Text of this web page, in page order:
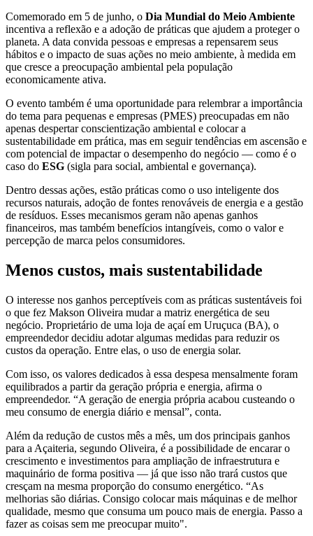
Comemorado em 5 de junho, o Dia Mundial do Meio Ambiente
incentiva a reflexão e a adoção de práticas que ajudem a proteger o
planeta. A data convida pessoas e empresas a repensarem seus
hábitos e o impacto de suas ações no meio ambiente, à medida em
que cresce a preocupação ambiental pela população
economicamente ativa.
O evento também é uma oportunidade para relembrar a importância
do tema para pequenas e empresas (PMES) preocupadas em não
apenas despertar conscientização ambiental e colocar a
sustentabilidade em prática, mas em seguir tendências em ascensão e
com potencial de impactar o desempenho do negócio — como é o
caso do ESG (sigla para social, ambiental e governança).
Dentro dessas ações, estão práticas como o uso inteligente dos
recursos naturais, adoção de fontes renováveis de energia e a gestão
de resíduos. Esses mecanismos geram não apenas ganhos
financeiros, mas também benefícios intangíveis, como o valor e
percepção de marca pelos consumidores.
Menos custos, mais sustentabilidade
O interesse nos ganhos perceptíveis com as práticas sustentáveis foi
o que fez Makson Oliveira mudar a matriz energética de seu
negócio. Proprietário de uma loja de açaí em Uruçuca (BA), o
empreendedor decidiu adotar algumas medidas para reduzir os
custos da operação. Entre elas, o uso de energia solar.
Com isso, os valores dedicados à essa despesa mensalmente foram
equilibrados a partir da geração própria e energia, afirma o
empreendedor. “A geração de energia própria acabou custeando o
meu consumo de energia diário e mensal”, conta.
Além da redução de custos mês a mês, um dos principais ganhos
para a Açaiteria, segundo Oliveira, é a possibilidade de encarar o
crescimento e investimentos para ampliação de infraestrutura e
maquinário de forma positiva — já que isso não trará custos que
cresçam na mesma proporção do consumo energético. “As
melhorias são diárias. Consigo colocar mais máquinas e de melhor
qualidade, mesmo que consuma um pouco mais de energia. Passo a
fazer as coisas sem me preocupar muito".